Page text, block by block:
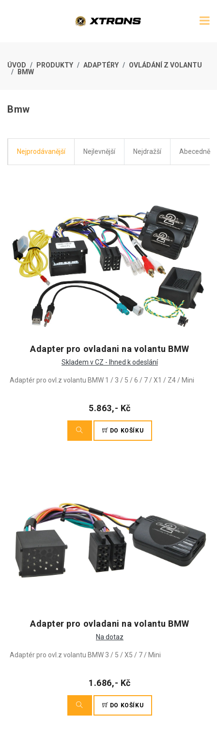
ÚVOD PRODUKTY ADAPTÉRY
OVLÁDÁNÍ Z VOLANTU
BMW
Bmw
Nejprodávanější Nejlevnější Nejdražší Abecedně
Adapter pro ovladani na volantu BMW
Skladem v CZ - Ihned k odeslání
Adaptér pro ovl.z volantu BMW 1 / 3 / 5 / 6 / 7 / X1 / Z4 / Mini
5.863,- Kč
DO KOŠÍKU
Adapter pro ovladani na volantu BMW
Na dotaz
Adaptér pro ovl.z volantu BMW 3 / 5 / X5 / 7 / Mini
1.686,- Kč
DO KOŠÍKU